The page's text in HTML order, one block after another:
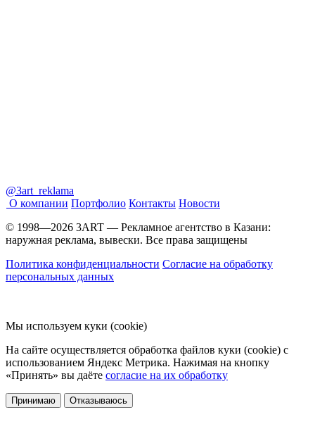
@3art_reklama
О компании Портфолио Контакты Новости
© 1998—2026 3ART — Рекламное агентство в Казани:
наружная реклама, вывески. Все права защищены
Политика конфиденциальности Согласие на обработку
персональных данных
Мы используем куки (cookie)
На сайте осуществляется обработка файлов куки (cookie) с
использованием Яндекс Метрика. Нажимая на кнопку
«Принять» вы даёте согласие на их обработку
Принимаю Отказываюсь